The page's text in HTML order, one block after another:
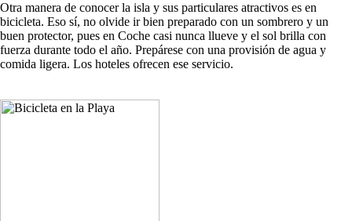
Otra manera de conocer la isla y sus particulares atractivos es en
bicicleta. Eso sí, no olvide ir bien preparado con un sombrero y un
buen protector, pues en Coche casi nunca llueve y el sol brilla con
fuerza durante todo el año. Prepárese con una provisión de agua y
comida ligera. Los hoteles ofrecen ese servicio.